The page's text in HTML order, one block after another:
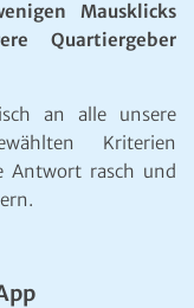
Mausklicks
Quartiergeber
an alle unsere
Kriterien
Antwort rasch und